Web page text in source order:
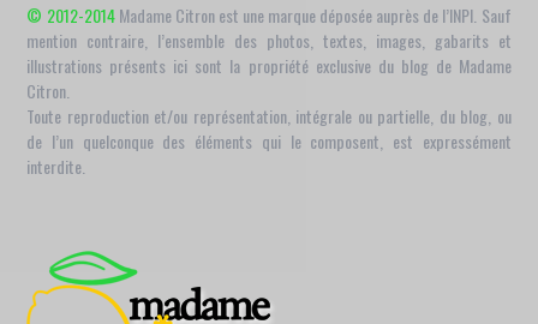
© 2012-2014Madame Citron est une marque déposée auprès de l’INPI. Sauf
mention contraire, l’ensemble des photos, textes, images, gabarits et
illustrations présents ici sont la propriété exclusive du blog de Madame
Citron.
Toute reproduction et/ou représentation, intégrale ou partielle, du blog, ou
de l’un quelconque des éléments qui le composent, est expressément
interdite.